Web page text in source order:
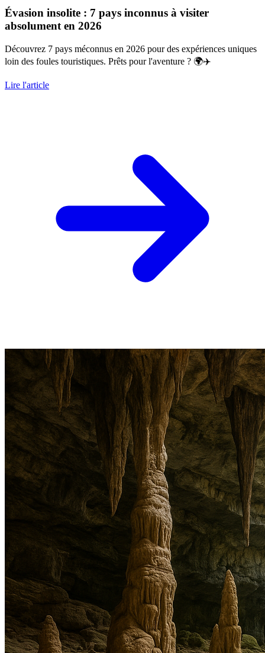
Évasion insolite : 7 pays inconnus à visiter
absolument en 2026
Découvrez 7 pays méconnus en 2026 pour des expériences uniques
loin des foules touristiques. Prêts pour l'aventure ? 🌍✈️
Lire l'article